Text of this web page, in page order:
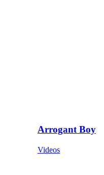
Arrogant Boy
Videos